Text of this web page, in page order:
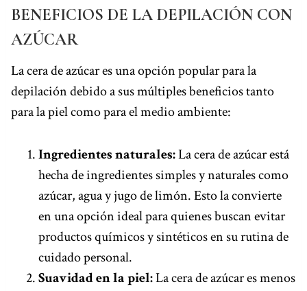
BENEFICIOS DE LA DEPILACIÓN CON
AZÚCAR
La cera de azúcar es una opción popular para la
depilación debido a sus múltiples beneficios tanto
para la piel como para el medio ambiente:
Ingredientes naturales:La cera de azúcar está
hecha de ingredientes simples y naturales como
azúcar, agua y jugo de limón. Esto la convierte
en una opción ideal para quienes buscan evitar
productos químicos y sintéticos en su rutina de
cuidado personal.
Suavidad en la piel:La cera de azúcar es menos